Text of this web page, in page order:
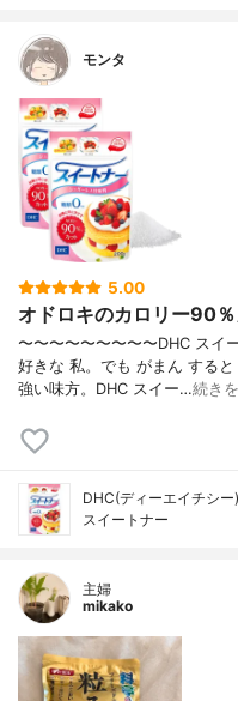
モンタ
5.00
オドロキのカロリー90％
〜〜〜〜〜〜〜〜〜DHC スイ
好きな 私。でも がまん する
強い味方。DHC スイー…続き
DHC(ディーエイチシー)
スイートナー
主婦
mikako